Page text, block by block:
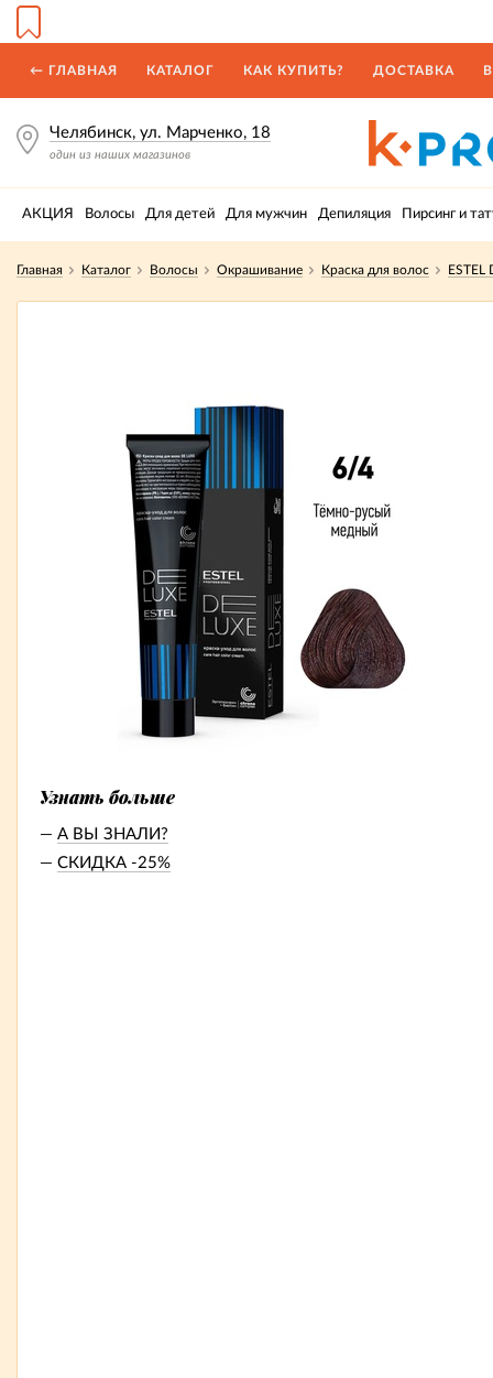
← ГЛАВНАЯ КАТАЛОГ КАК КУПИТЬ? ДОСТАВКА
Челябинск, ул. Марченко, 18
один из наших магазинов
АКЦИЯ Волосы Для детей Для мужчин Депиляция Пирсинг и
Главная Каталог Волосы Окрашивание Краска для волос ESTEL
Узнать больше
А ВЫ ЗНАЛИ?
СКИДКА -25%